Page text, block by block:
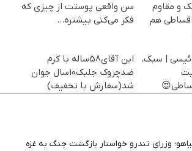
و مقاوم
هم
سن واقعی پوستت از چیزی که
فکر می‌کنی بیشتره...
| سبک،
این آقای58ساله با کرم
ضدچروک جلبک10سال جوان
شد(سفارش با تخفیف)
وزرای تندرو خواستار بازگشت جنگ به غزه